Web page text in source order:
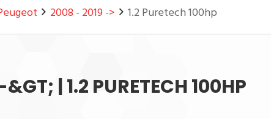
2008 - 2019 -> 1.2 Puretech 100hp
| 1.2 PURETECH 100HP